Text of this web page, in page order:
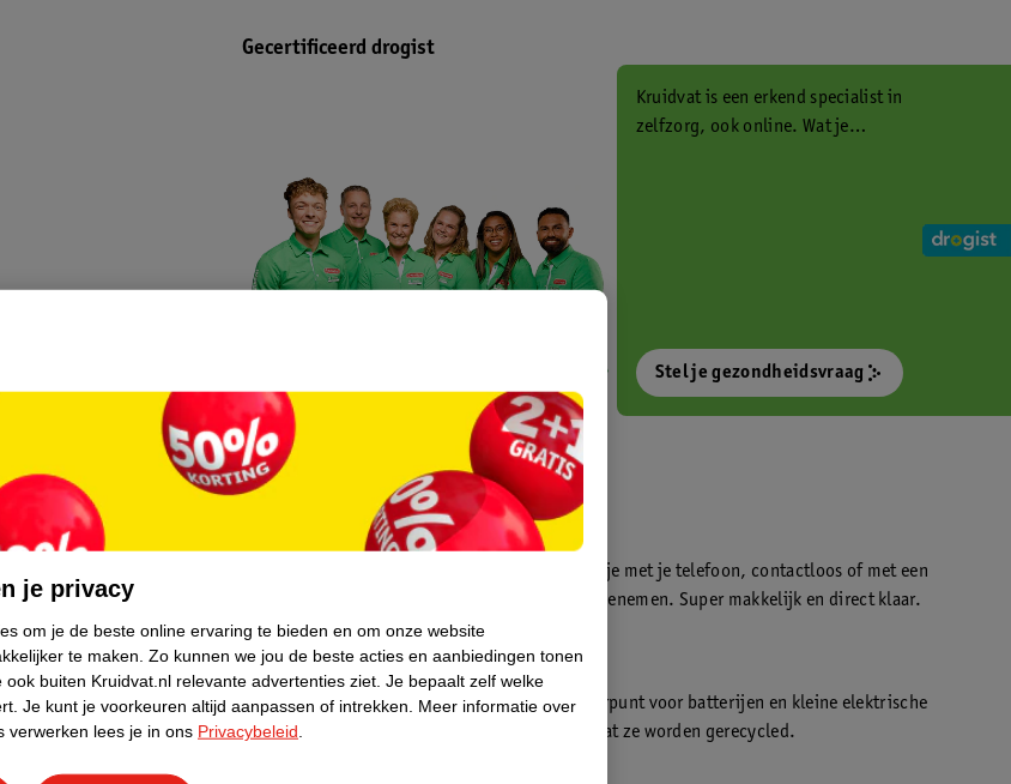
Gecertificeerd drogist
Kruidvat is een erkend specialist in
zelfzorg, ook online. Wat je
Stel je gezondheidsvraag
niet thuis te blijven
krijgt over
Kruidvat fotokiosk
In de winkel vind je een fotokiosk waarmee je met je telefoon, contactloos of met een
geheugenkaartje, jouw foto’s direct kan meenemen. Super makkelijk en direct klaar.
WeCycle inleverpunt
In deze Kruidvat vind je een WeCycle inleverpunt voor batterijen en kleine elektrische
apparaten. Deze kan je gratis inleveren zodat ze worden gerecycled.
je privacy
om je de beste online ervaring te bieden en om onze website
te maken. Zo kunnen we jou de beste acties en aanbiedingen tonen
buiten Kruidvat.nl relevante advertenties ziet. Je bepaalt zelf welke
Je kunt je voorkeuren altijd aanpassen of intrekken.
Meer informatie over
verwerken lees je in ons Privacybeleid